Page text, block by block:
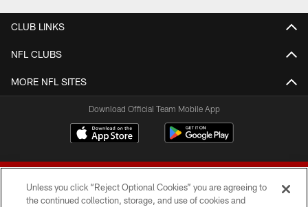
CLUB LINKS
NFL CLUBS
MORE NFL SITES
Download Official Team Mobile App
Unless you click “Reject Optional Cookies” you are agreeing to
the continued collection, storage, and use of cookies and